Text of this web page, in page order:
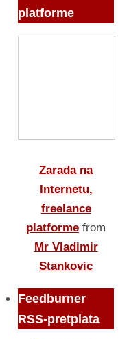
platforme
Zarada na
Internetu,
freelance
platforme from
Mr Vladimir
Stankovic
Feedburner
RSS-pretplata